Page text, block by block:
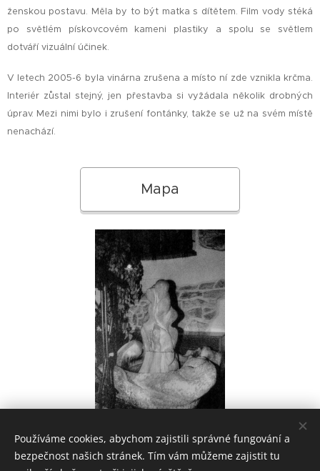
ženskou postavu. Měla by to být matka s dítětem. Film vody stéká
po světlém pískovcovém kameni plastiky a spolu se světlem
dotváří vizuální účinek.
V letech 2005-6 byla vinárna zrušena a místo ní zde vznikla krčma.
Interiér zůstal stejný, jen přestavba si vyžádala několik drobných
úprav. Mezi nimi bylo i zrušení fontánky, takže se už na svém místě
nenachází.
Mapa
Používáme cookies, abychom zajistili správné fungování a
bezpečnost našich stránek. Tím vám můžeme zajistit tu